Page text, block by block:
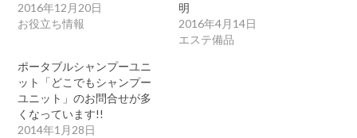
2016年12月20日
お役立ち情報
明
2016年4月14日
エステ備品
ポータブルシャンプーユニ
ット「どこでもシャンプー
ユニット」のお問合せが多
くなっています!!
2014年1月28日